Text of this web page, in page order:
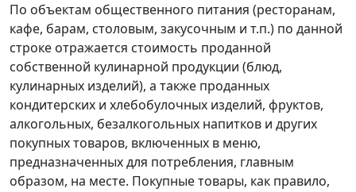
По объектам общественного питания (ресторанам,
кафе, барам, столовым, закусочным и т.п.) по данной
строке отражается стоимость проданной
собственной кулинарной продукции (блюд,
кулинарных изделий), а также проданных
кондитерских и хлебобулочных изделий, фруктов,
алкогольных, безалкогольных напитков и других
покупных товаров, включенных в меню,
предназначенных для потребления, главным
образом, на месте. Покупные товары, как правило,